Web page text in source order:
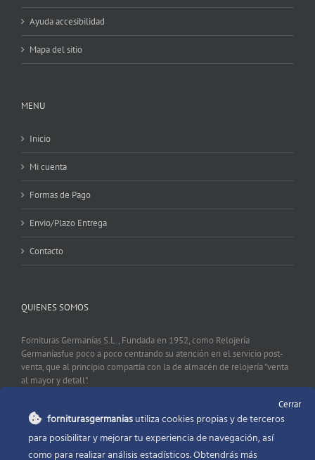
Ayuda accesibilidad
Mapa del sitio
MENU
Inicio
Mi cuenta
Formas de Pago
Envio/Plazo Entrega
Contacto
QUIENES SOMOS
Fornituras Germanías S.L., Fundada en 1952, como Relojería
Germaníasfue poco a poco centrando su atención en el servicio post-
venta, que al principio compartía con la de almacén de relojería "venta
al mayor y detall".
CONTACTO
Cerrar
forniturasgermaniasutiliza cookies propias y de terceros
para posibilitar y mejorar tu experiencia de navegación, así
como para realizar análisis estadísticos. Obtendrás más